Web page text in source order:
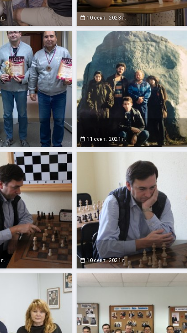
10 сент. 2023 г.
11 сент. 2021 г.
10 сент. 2021 г.